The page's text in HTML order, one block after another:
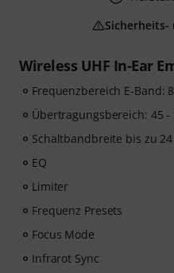
Wireless UHF In-Ear
Frequenzbereich E-Band:
Übertragungsbereich: 45 -
Schaltbandbreite bis zu
EQ
Limiter
Frequenz Presets
Focus Mode
Infrarot Sync
Sicherheits-